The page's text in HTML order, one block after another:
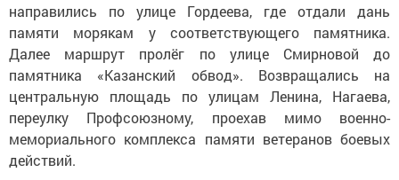
направились по улице Гордеева, где отдали дань
памяти морякам у соответствующего памятника.
Далее маршрут пролёг по улице Смирновой до
памятника «Казанский обвод». Возвращались на
центральную площадь по улицам Ленина, Нагаева,
переулку Профсоюзному, проехав мимо военно-
мемориального комплекса памяти ветеранов боевых
действий.